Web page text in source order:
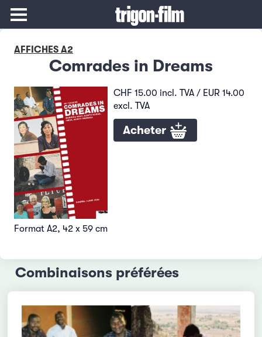
AFFICHES A2
Comrades in Dreams
CHF 15.00 incl. TVA / EUR 14.00
excl. TVA
Acheter
Format A2, 42 x 59 cm
Combinaisons préférées